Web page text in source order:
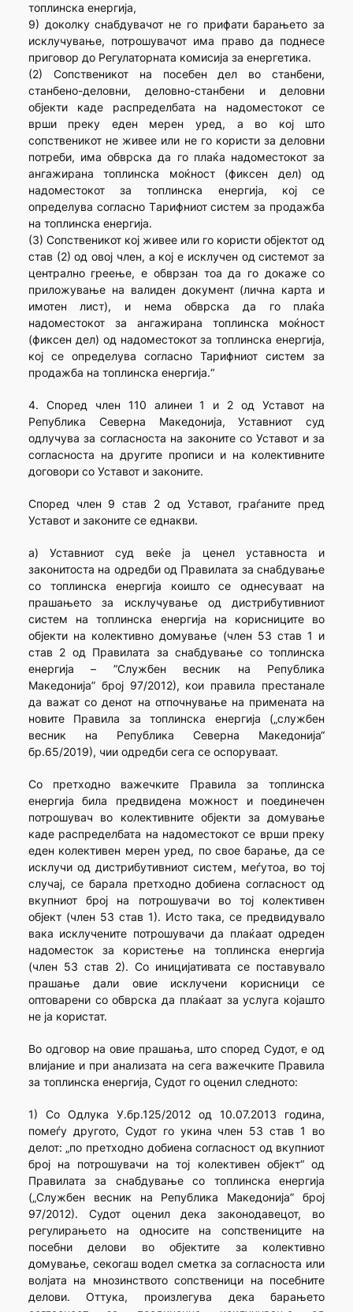
топлинска енергија,
9) доколку снабдувачот не го прифати барањето за
исклучување, потрошувачот има право да поднесе
приговор до Регулаторната комисија за енергетика.
(2) Сопственикот на посебен дел во станбени,
станбено-деловни, деловно-станбени и деловни
објекти каде распределбата на надоместокот се
врши преку еден мерен уред, а во кој што
сопственикот не живее или не го користи за деловни
потреби, има обврска да го плаќа надоместокот за
ангажирана топлинска моќност (фиксен дел) од
надоместокот за топлинска енергија, кој се
определува согласно Tарифниот систем за продажба
на топлинска енергија.
(3) Сопственикот кој живее или го користи објектот од
став (2) од овој член, а кој е исклучен од системот за
централно греење, е обврзан тоа да го докаже со
приложување на валиден документ (лична карта и
имотен лист), и нема обврска да го плаќа
надоместокот за ангажирана топлинска моќност
(фиксен дел) од надоместокот за топлинска енергија,
кој се определува согласно Тарифниот систем за
продажба на топлинска енергија.“
4. Според член 110 алинеи 1 и 2 од Уставот на
Република Северна Македонија, Уставниот суд
одлучува за согласноста на законите со Уставот и за
согласноста на другите прописи и на колективните
договори со Уставот и законите.
Според член 9 став 2 од Уставот, граѓаните пред
Уставот и законите се еднакви.
а) Уставниот суд веќе ја ценел уставноста и
законитоста на одредби од Правилата за снабдување
со топлинска енергија коишто се однесуваат на
прашањето за исклучување од дистрибутивниот
систем на топлинска енергија на корисниците во
објекти на колективно домување (член 53 став 1 и
став 2 од Правилата за снабдување со топлинска
енергија – ”Службен весник на Република
Македонија” број 97/2012), кои правила престанале
да важат со денот на отпочнување на примената на
новите Правила за топлинска енергија („службен
весник на Република Северна Македонија“
бр.65/2019), чии одредби сега се оспоруваат.
Со претходно важечките Правила за топлинска
енергија била предвидена можност и поединечен
потрошувач во колективните објекти за домување
каде распределбата на надоместокот се врши преку
еден колективен мерен уред, по свое барање, да се
исклучи од дистрибутивниот систем, меѓутоа, во тој
случај, се барала претходно добиена согласност од
вкупниот број на потрошувачи во тој колективен
објект (член 53 став 1). Исто така, се предвидувало
вака исклучените потрошувачи да плаќаат одреден
надоместок за користење на топлинска енергија
(член 53 став 2). Со иницијативата се поставувало
прашање дали овие исклучени корисници се
оптоварени со обврска да плаќаат за услуга којашто
не ја користат.
Во одговор на овие прашања, што според Судот, е од
влијание и при анализата на сега важечките Правила
за топлинска енергија, Судот го оценил следното:
1) Со Одлука У.бр.125/2012 од 10.07.2013 година,
помеѓу другото, Судот го укина член 53 став 1 во
делот: „по претходно добиена согласност од вкупниот
број на потрошувачи на тој колективен објект“ од
Правилата за снабдување со топлинска енергија
(„Службен весник на Република Македонија” број
97/2012). Судот оценил дека законодавецот, во
регулирањето на односите на сопствениците на
посебни делови во објектите за колективно
домување, секогаш водел сметка за согласноста или
волјата на мнозинството сопственици на посебните
делови. Оттука, произлегува дека барањето